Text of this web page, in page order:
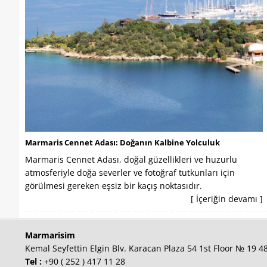
Marmaris Cennet Adası: Doğanın Kalbine Yolculuk
Marmaris Cennet Adası, doğal güzellikleri ve huzurlu
atmosferiyle doğa severler ve fotoğraf tutkunları için
görülmesi gereken eşsiz bir kaçış noktasıdır.
[ İçeriğin devamı ]
Marmarisim
Kemal Seyfettin Elgin Blv. Karacan Plaza 54 1st Floor № 19
Tel : +90 ( 252 ) 417 11 28